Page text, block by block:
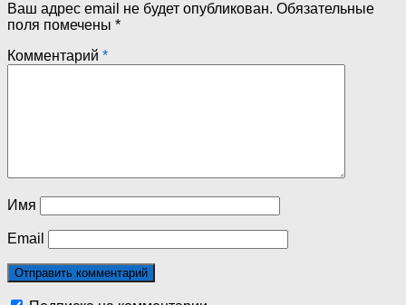
Ваш адрес email не будет опубликован. Обязательные
поля помечены *
Комментарий *
Имя
Email